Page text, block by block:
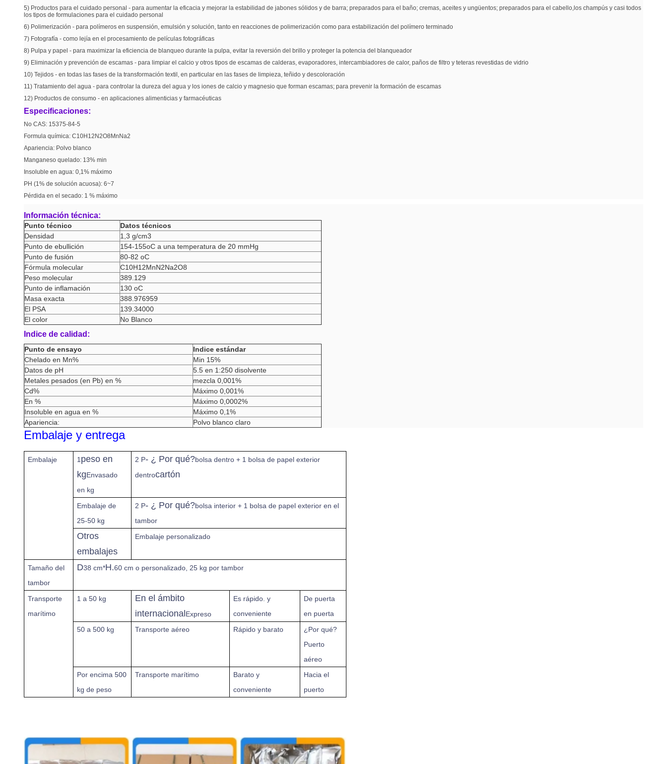
5) Productos para el cuidado personal - para aumentar la eficacia y mejorar la estabilidad de jabones sólidos y de barra; preparados para el baño; cremas, aceites y ungüentos; preparados para el cabello,los champús y casi todos
los tipos de formulaciones para el cuidado personal
6) Polimerización - para polímeros en suspensión, emulsión y solución, tanto en reacciones de polimerización como para estabilización del polímero terminado
7) Fotografía - como lejía en el procesamiento de películas fotográficas
8) Pulpa y papel - para maximizar la eficiencia de blanqueo durante la pulpa, evitar la reversión del brillo y proteger la potencia del blanqueador
9) Eliminación y prevención de escamas - para limpiar el calcio y otros tipos de escamas de calderas, evaporadores, intercambiadores de calor, paños de filtro y teteras revestidas de vidrio
10) Tejidos - en todas las fases de la transformación textil, en particular en las fases de limpieza, teñido y descoloración
11) Tratamiento del agua - para controlar la dureza del agua y los iones de calcio y magnesio que forman escamas; para prevenir la formación de escamas
12) Productos de consumo - en aplicaciones alimenticias y farmacéuticas
Especificaciones:
No CAS: 15375-84-5
Formula química: C10H12N2O8MnNa2
Apariencia: Polvo blanco
Manganeso quelado: 13% min
Insoluble en agua: 0,1% máximo
PH (1% de solución acuosa): 6~7
Pérdida en el secado: 1 % máximo
Información técnica:
Punto técnico
Datos técnicos
Densidad
1,3 g/cm3
Punto de ebullición
154-155oC a una temperatura de 20 mmHg
Punto de fusión
80-82 oC
Fórmula molecular
C10H12MnN2Na2O8
Peso molecular
389.129
Punto de inflamación
130 oC
Masa exacta
388.976959
El PSA
139.34000
El color
No Blanco
Indice de calidad:
Punto de ensayo
Indice estándar
Chelado en Mn%
Min 15%
Datos de pH
5.5 en 1:250 disolvente
Metales pesados (en Pb) en %
mezcla 0,001%
Cd%
Máximo 0,001%
En %
Máximo 0,0002%
Insoluble en agua en %
Máximo 0,1%
Apariencia:
Polvo blanco claro
Embalaje y entrega
Embalaje 1 peso en
kgEnvasado
en kg
2 P- ¿ Por qué?bolsa dentro + 1 bolsa de papel exterior
dentrocartón
Embalaje de
25-50 kg
2 P- ¿ Por qué?bolsa interior + 1 bolsa de papel exterior en el
tambor
Otros
embalajes
Embalaje personalizado
Tamaño del
tambor
D38 cm*H.60 cm o personalizado, 25 kg por tambor
Transporte
marítimo
1 a 50 kg
En el ámbito
internacional Expreso
Es rápido. y
conveniente
De puerta
en puerta
50 a 500 kg
Transporte aéreo Rápido y barato
¿Por qué?
Puerto
aéreo
Por encima 500
kg de peso
Transporte marítimo
Barato y
conveniente
Hacia el
puerto